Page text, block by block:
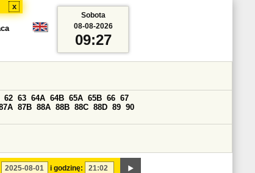
x
i godzinę:
62 63 64A 64B 65A 65B 66 67
87B 88A 88B 88C 88D 89 90
Sobota
08-08-2026
09:27